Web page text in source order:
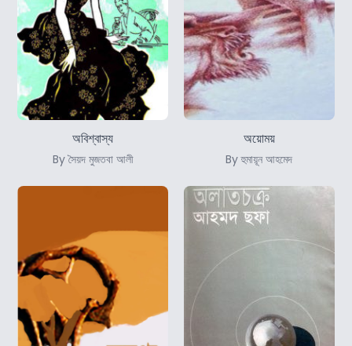
অবিশ্বাস্য
By সৈয়দ মুজতবা আলী
অয়োময়
By হুমায়ূন আহমেদ